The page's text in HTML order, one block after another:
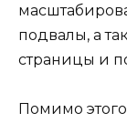
подвалы, а
страницы и
Помимо